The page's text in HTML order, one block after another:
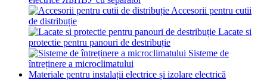
Accesorii pentru cutii
de distribuție
Lacate si
protectie pentru panouri de destribuție
Sisteme de
întreținere a microclimatului
Materiale pentru instalații electrice și izolare electrică